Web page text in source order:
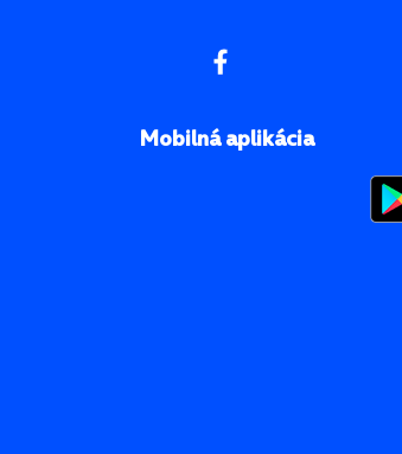
Mobilná aplikácia